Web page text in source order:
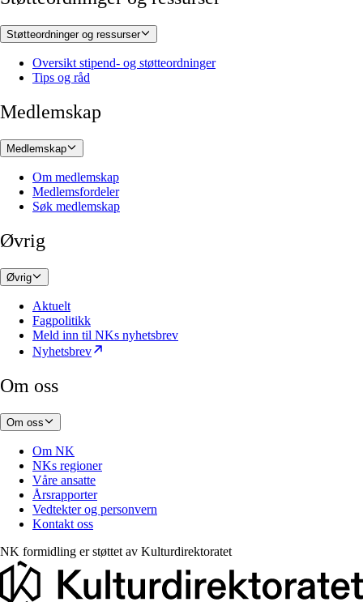
Støtteordninger og ressurser
Oversikt stipend- og støtteordninger
Tips og råd
Medlemskap
Medlemskap
Om medlemskap
Medlemsfordeler
Søk medlemskap
Øvrig
Øvrig
Aktuelt
Fagpolitikk
Meld inn til NKs nyhetsbrev
Nyhetsbrev
Om oss
Om oss
Om NK
NKs regioner
Våre ansatte
Årsrapporter
Vedtekter og personvern
Kontakt oss
NK formidling er støttet av Kulturdirektoratet